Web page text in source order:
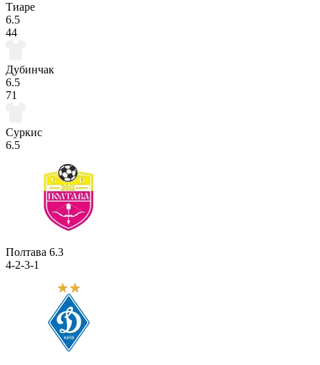
Тиаре
6.5
44
Дубинчак
6.5
71
Суркис
6.5
Полтава 6.3
4-2-3-1